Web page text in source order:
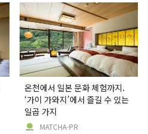
온천에서 일본 문화 체험까지.
‘가이 가와지’에서 즐길 수 있는
일곱 가지
MATCHA-PR